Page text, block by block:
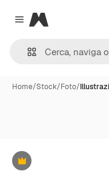
Close menu
Magnific
Home/Stock/Foto/
Premium